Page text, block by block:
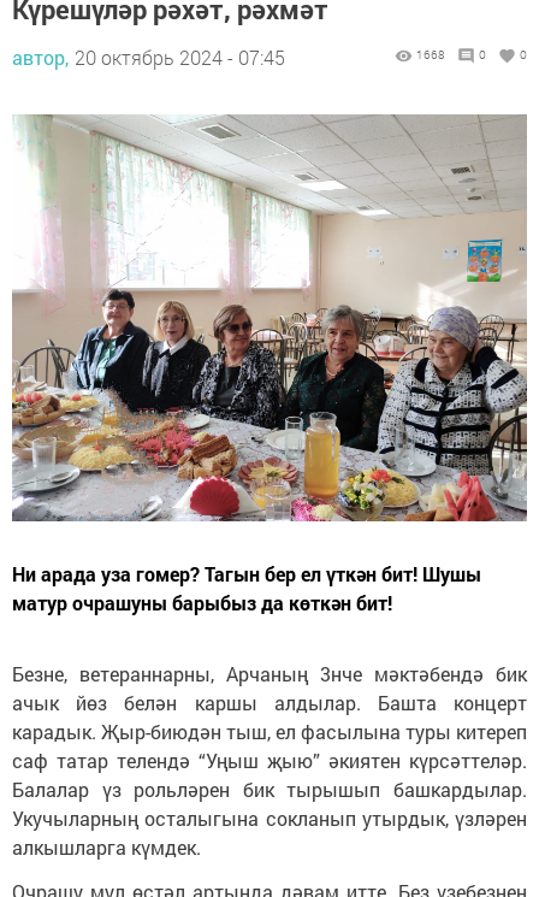
Күрешүләр рәхәт, рәхмәт
автор, 20 октябрь 2024 - 07:45 1668 0 0
Ни арада уза гомер? Тагын бер ел үткән бит! Шушы
матур очрашуны барыбыз да көткән бит!
Безне, ветераннарны, Арчаның 3нче мәктәбендә бик
ачык йөз белән каршы алдылар. Башта концерт
карадык. Җыр-биюдән тыш, ел фасылына туры китереп
саф татар телендә “Уңыш җыю” әкиятен күрсәттеләр.
Балалар үз рольләрен бик тырышып башкардылар.
Укучыларның осталыгына сокланып утырдык, үзләрен
алкышларга күмдек.
Очрашу мул өстәл артында дәвам итте. Без үзебезнең